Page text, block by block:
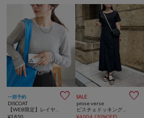
一部予約 
DISCOAT
¥3,850
SALE 
prose verse
¥4,004 (30%OFF)